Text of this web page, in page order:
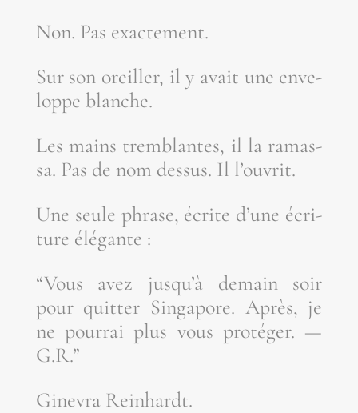
Non. Pas exactement.
Sur son oreiller, il y avait une enve­
loppe blanche.
Les mains trem­blantes, il la ramas­
sa. Pas de nom des­sus. Il l’ouvrit.
Une seule phrase, écrite d’une écri­
ture élégante :
“Vous avez jus­qu’à demain soir
pour quit­ter Sin­ga­pore. Après, je
ne pour­rai plus vous pro­té­ger. —
G.R.”
Gine­vra Reinhardt.